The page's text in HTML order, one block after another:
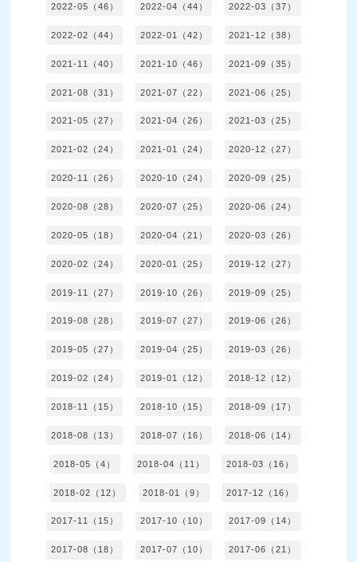
2022-05（46） 2022-04（44） 2022-03（37）
2022-02（44） 2022-01（42） 2021-12（38）
2021-11（40） 2021-10（46） 2021-09（35）
2021-08（31） 2021-07（22） 2021-06（25）
2021-05（27） 2021-04（26） 2021-03（25）
2021-02（24） 2021-01（24） 2020-12（27）
2020-11（26） 2020-10（24） 2020-09（25）
2020-08（28） 2020-07（25） 2020-06（24）
2020-05（18） 2020-04（21） 2020-03（26）
2020-02（24） 2020-01（25） 2019-12（27）
2019-11（27） 2019-10（26） 2019-09（25）
2019-08（28） 2019-07（27） 2019-06（26）
2019-05（27） 2019-04（25） 2019-03（26）
2019-02（24） 2019-01（12） 2018-12（12）
2018-11（15） 2018-10（15） 2018-09（17）
2018-08（13） 2018-07（16） 2018-06（14）
2018-05（4） 2018-04（11） 2018-03（16）
2018-02（12） 2018-01（9） 2017-12（16）
2017-11（15） 2017-10（10） 2017-09（14）
2017-08（18） 2017-07（10） 2017-06（21）